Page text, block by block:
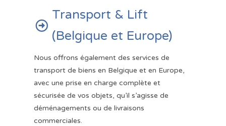

Transport & Lift
(Belgique et Europe)
Nous offrons également des services de
transport de biens en Belgique et en Europe,
avec une prise en charge complète et
sécurisée de vos objets, qu’il s’agisse de
déménagements ou de livraisons
commerciales.